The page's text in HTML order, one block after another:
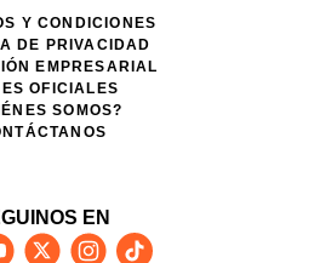
Y CONDICIONES
DE PRIVACIDAD
EMPRESARIAL
OFICIALES
SOMOS?
EN